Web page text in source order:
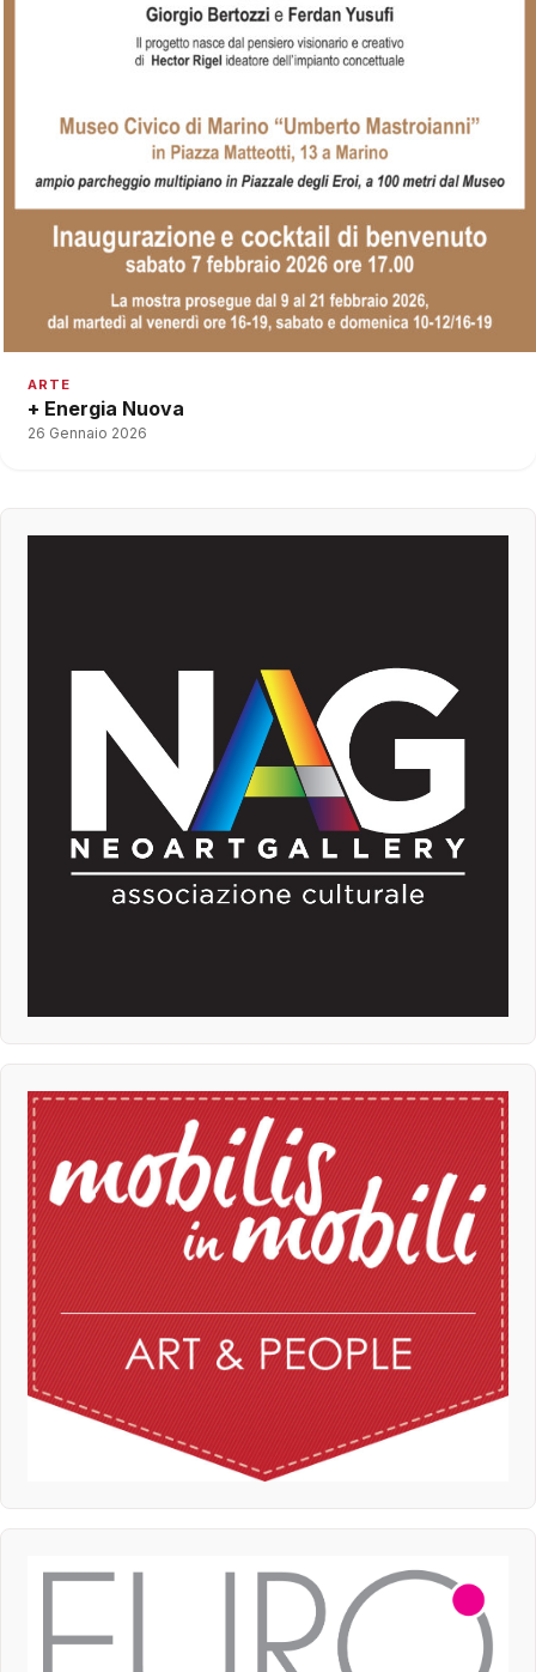
ARTE
+ Energia Nuova
26 Gennaio 2026